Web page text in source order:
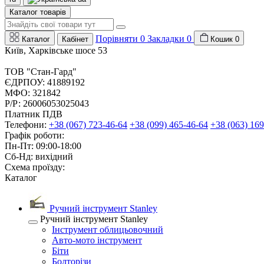
Каталог товарів
Каталог Кабінет Порівняти 0 Закладки 0 Кошик 0
Київ, Харківське шосе 53
ТОВ "Стан-Гард"
ЄДРПОУ: 41889192
МФО: 321842
Р/Р: 26006053025043
Платник ПДВ
Телефони: +38 (067) 723-46-64 +38 (099) 465-46-64 +38 (063)
Графік роботи:
Пн-Пт: 09:00-18:00
Сб-Нд: вихідний
Схема проїзду:
Каталог
Ручний інструмент Stanley
Ручний інструмент Stanley
Інструмент облицьовочний
Авто-мото інструмент
Біти
Болторізи